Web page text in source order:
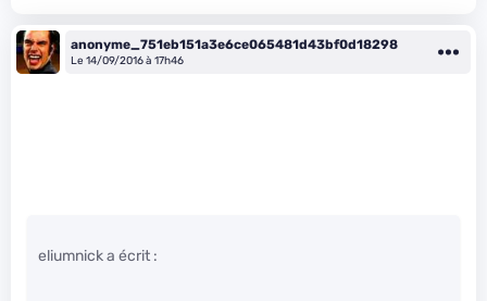
anonyme_751eb151a3e6ce065481d43bf0d18298
Le 14/09/2016 à 17h46
eliumnick a écrit :